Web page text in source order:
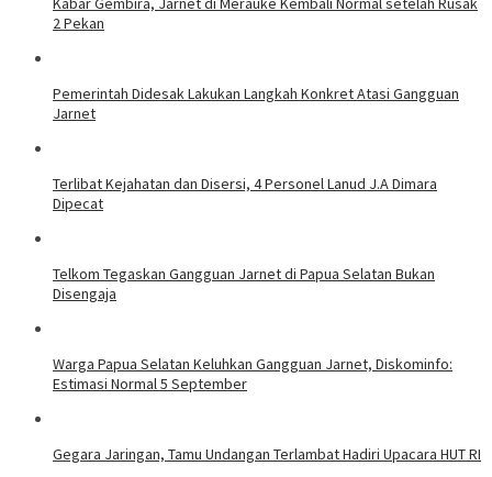
2 Pekan
Pemerintah Didesak Lakukan Langkah Konkret Atasi Gangguan
Jarnet
Terlibat Kejahatan dan Disersi, 4 Personel Lanud J.A Dimara
Dipecat
Telkom Tegaskan Gangguan Jarnet di Papua Selatan Bukan
Disengaja
Warga Papua Selatan Keluhkan Gangguan Jarnet, Diskominfo:
Estimasi Normal 5 September
Gegara Jaringan, Tamu Undangan Terlambat Hadiri Upacara HUT RI